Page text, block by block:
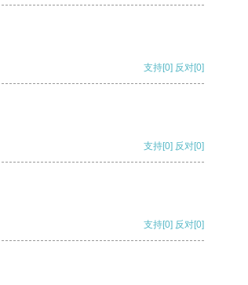
支持[0] 反对[0]
支持[0] 反对[0]
支持[0] 反对[0]